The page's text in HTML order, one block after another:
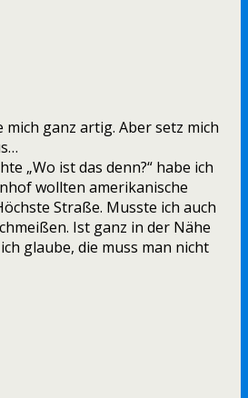
mich ganz artig. Aber setz mich
„Wo ist das denn?“ habe ich
wollten amerikanische
Straße. Musste ich auch
Ist ganz in der Nähe
glaube, die muss man nicht